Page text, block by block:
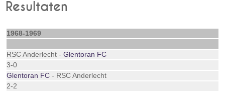
Resultaten
1968-1969
RSC Anderlecht -Glentoran FC
3-0
Glentoran FC - RSC Anderlecht
2-2